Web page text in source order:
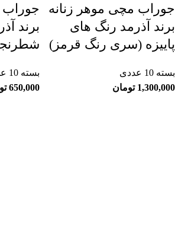
جوراب مچی موهر زنانه
برند آذرمد رنگ های
پاییزه (سری رنگ قرمز)
بسته 10 عددی
1,300,000 تومان
جوراب
برند
بسته 10 عددی
650,000